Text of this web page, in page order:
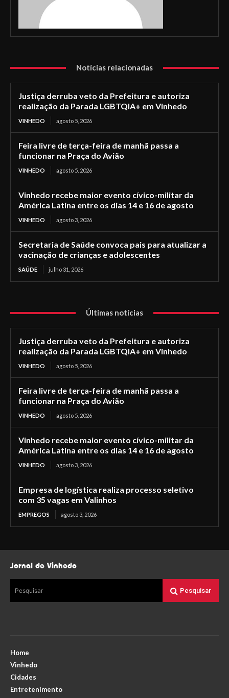
Notícias relacionadas
Justiça derruba veto da Prefeitura e autoriza
realização da Parada LGBTQIA+ em Vinhedo
VINHEDO agosto 5, 2026
Feira livre de terça-feira de manhã passa a
funcionar na Praça do Avião
VINHEDO agosto 5, 2026
Vinhedo recebe maior evento cívico-militar da
América Latina entre os dias 14 e 16 de agosto
VINHEDO agosto 3, 2026
Secretaria de Saúde convoca pais para atualizar a
vacinação de crianças e adolescentes
SAÚDE julho 31, 2026
Últimas notícias
Justiça derruba veto da Prefeitura e autoriza
realização da Parada LGBTQIA+ em Vinhedo
VINHEDO agosto 5, 2026
Feira livre de terça-feira de manhã passa a
funcionar na Praça do Avião
VINHEDO agosto 5, 2026
Vinhedo recebe maior evento cívico-militar da
América Latina entre os dias 14 e 16 de agosto
VINHEDO agosto 3, 2026
Empresa de logística realiza processo seletivo
com 35 vagas em Valinhos
EMPREGOS agosto 3, 2026
Jornal de Vinhedo
Pesquisar Pesquisar
Home
Vinhedo
Cidades
Entretenimento